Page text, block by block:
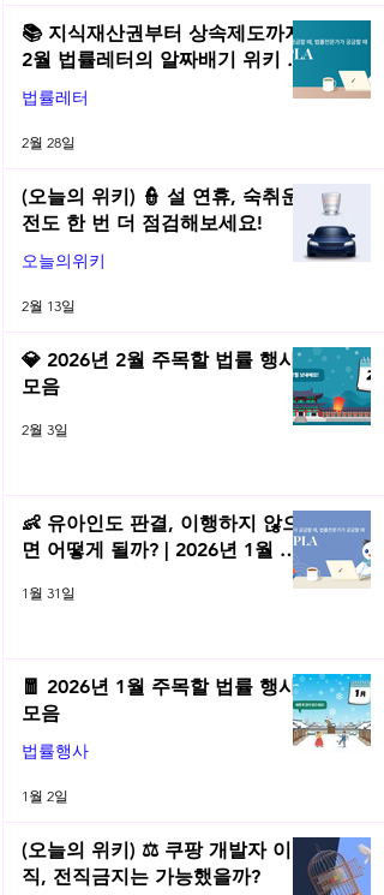
📚 지식재산권부터 상속제도까지,
2월 법률레터의 알짜배기 위키 모
음! | 2026년 2월 네플라 법률레터
법률레터
2월 28일
(오늘의 위키) 👮 설 연휴, 숙취운
전도 한 번 더 점검해보세요!
오늘의위키
2월 13일
💎 2026년 2월 주목할 법률 행사
모음
2월 3일
👶 유아인도 판결, 이행하지 않으
면 어떻게 될까? | 2026년 1월 네
1월 31일
🧧 2026년 1월 주목할 법률 행사
모음
법률행사
1월 2일
(오늘의 위키) ⚖️ 쿠팡 개발자 이
직, 전직금지는 가능했을까?